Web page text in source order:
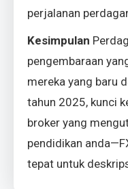
perjalanan
Kesimpulan
pengembaraan
mereka yang baru
tahun 2025, kunci
broker yang
pendidikan
tepat untuk